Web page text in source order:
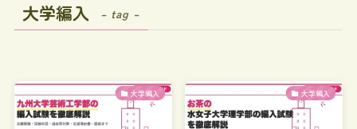
大学編入 – tag –
大学編入 大学編入